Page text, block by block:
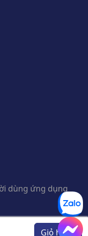
Giỏ hàng
dùng ứng dụng